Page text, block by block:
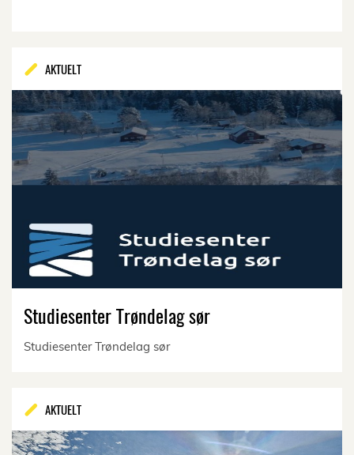
AKTUELT
Studiesenter Trøndelag sør
Studiesenter Trøndelag sør
AKTUELT